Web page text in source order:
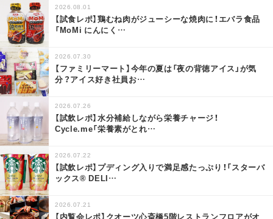
2026.08.01
【試食レポ】鶏むね肉がジューシーな焼肉に！エバラ食品
「MoMi にんにく …
2026.07.30
【ファミリーマート】今年の夏は「夜の背徳アイス」が気
分？アイス好き社員お…
2026.07.26
【試飲レポ】水分補給しながら栄養チャージ！
Cycle.me「栄養素がとれ…
2026.07.22
【試飲レポ】プディング入りで満足感たっぷり！「スターバ
ックス® DELI…
2026.07.21
【内覧会レポ】クオーツ心斎橋5階レストランフロアがオ